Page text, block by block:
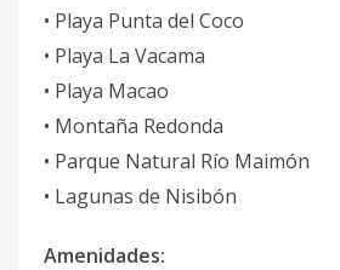
• Playa Punta del Coco
• Playa La Vacama
• Playa Macao
• Montaña Redonda
• Parque Natural Río Maimón
• Lagunas de Nisibón
Amenidades: